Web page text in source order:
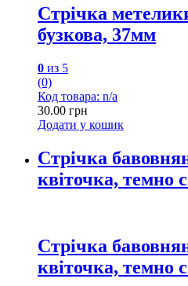
Стрічка
бузкова, 37мм
0 из 5
(0)
Код товара: n/a
30.00 грн
Додати у кошик
Стрічка
квіточка, темно
Стрічка
квіточка, темно